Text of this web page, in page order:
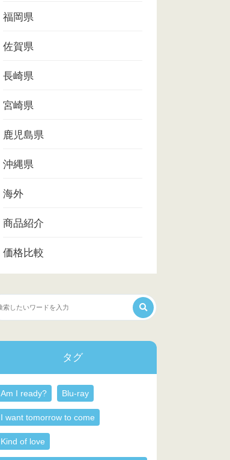
福岡県
佐賀県
長崎県
宮崎県
鹿児島県
沖縄県
海外
商品紹介
価格比較
タグ
Am I ready? Blu-ray
I want tomorrow to come
Kind of love